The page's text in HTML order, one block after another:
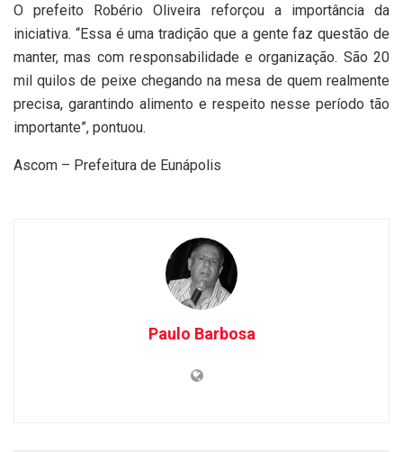
O prefeito Robério Oliveira reforçou a importância da
iniciativa. “Essa é uma tradição que a gente faz questão de
manter, mas com responsabilidade e organização. São 20
mil quilos de peixe chegando na mesa de quem realmente
precisa, garantindo alimento e respeito nesse período tão
importante”, pontuou.
Ascom – Prefeitura de Eunápolis
Paulo Barbosa